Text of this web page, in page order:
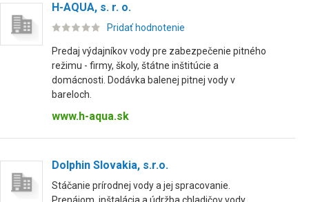
H-AQUA, s. r. o.
Pridať hodnotenie
Predaj výdajníkov vody pre zabezpečenie pitného
režimu - firmy, školy, štátne inštitúcie a
domácnosti. Dodávka balenej pitnej vody v
bareloch.
www.h-aqua.sk
Dolphin Slovakia, s.r.o.
Stáčanie prírodnej vody a jej spracovanie.